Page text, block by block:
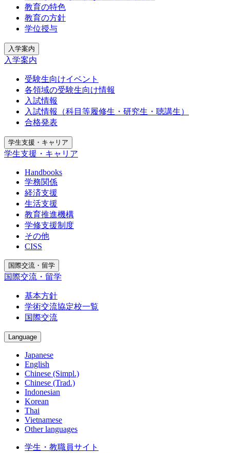
教育の特色
教育の方針
学位授与
入学案内
入学案内
受験生向けイベント
各領域の受験生向け情報
入試情報
入試情報（科目等履修生・研究生・聴講生）
合格発表
学生支援・キャリア
学生支援・キャリア
Handbooks
学務関係
経済支援
生活支援
教育推進機構
学修支援制度
その他
CISS
国際交流・留学
国際交流・留学
基本方針
学術交流協定校一覧
国際交流
Language
Japanese
English
Chinese (Simpl.)
Chinese (Trad.)
Indonesian
Korean
Thai
Vietnamese
Other languages
学生・教職員サイト